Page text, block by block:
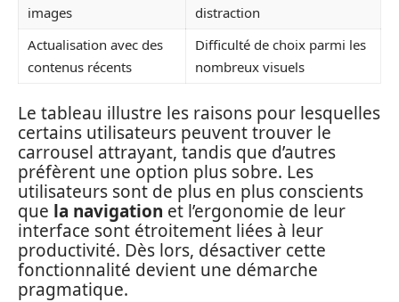
images
distraction
Actualisation avec des
contenus récents
Difficulté de choix parmi les
nombreux visuels
Le tableau illustre les raisons pour lesquelles
certains utilisateurs peuvent trouver le
carrousel attrayant, tandis que d’autres
préfèrent une option plus sobre. Les
utilisateurs sont de plus en plus conscients
que la navigation et l’ergonomie de leur
interface sont étroitement liées à leur
productivité. Dès lors, désactiver cette
fonctionnalité devient une démarche
pragmatique.